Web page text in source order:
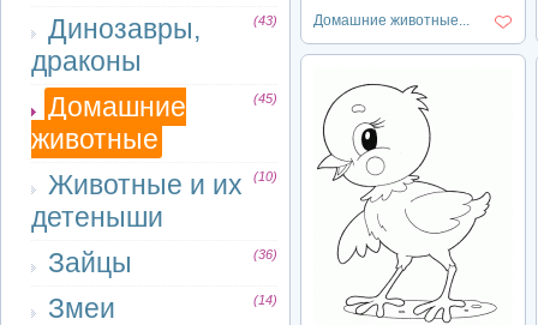
Динозавры,
драконы
(43)
Домашние
животные
(45)
Животные и их
детеныши
(10)
Зайцы (36)
Змеи (14)
Домашние животные...